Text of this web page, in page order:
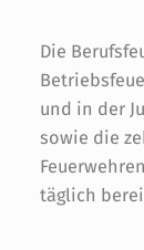
Die
und in der
sowie die
täglich